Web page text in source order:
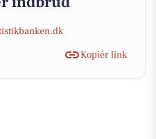
Kopiér link